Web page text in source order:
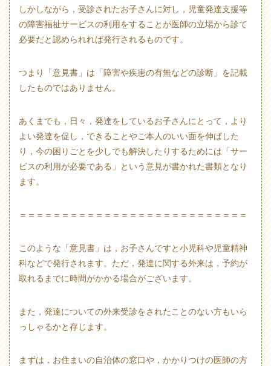
しかしながら，受診されたお子さんに対し，児童発達支援等
の障害福祉サービスの利用をすることが医師の立場から診て
必要だと認められれば発行されるものです。
つまり「意見書」は「障害や疾患の有無などの診断」を記載
したものではありません。
あくまでも，日々，発達をしているお子さんにとって，より
よい発達を促し，できることやご本人のいい面を伸ばした
り，今の困りごとを少しでも解決したりするためには「サー
ビスの利用が必要である」という意見が書かれた書類となり
ます。
＝＝＝＝＝＝＝＝＝＝＝＝＝＝＝＝＝＝＝＝＝＝＝＝＝＝＝
このような「意見書」は，お子さんですと小児科や児童精神
科などで発行されます。ただ，発達に関する外来は，予約が
取れるまでに時間がかかる場合がございます。
また，発達についての外来受診をされたことのない方もいら
っしゃるかと存じます。
まずは，お住まいの自治体の窓口や，かかりつけの医師の方